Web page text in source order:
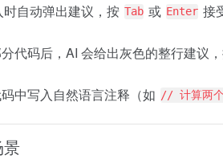
时自动弹出建议，按 Tab 或 Enter 接
分代码后，AI 会给出灰色的整行建议
码中写入自然语言注释（如 // 计算两个